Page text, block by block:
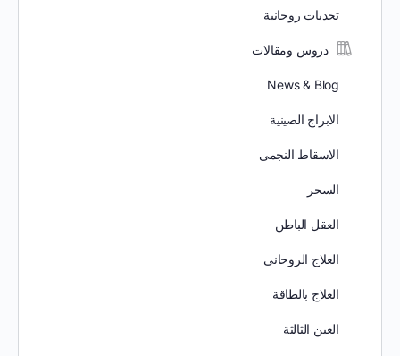
تحديات روحانية
دروس ومقالات
News & Blog
الابراج الصينية
الاسقاط النجمى
السحر
العقل الباطن
العلاج الروحانى
العلاج بالطاقة
العين الثالثة